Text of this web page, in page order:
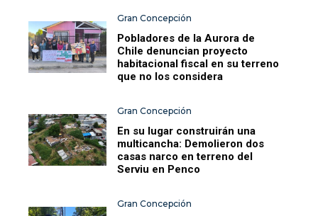
Gran Concepción
Pobladores de la Aurora de
Chile denuncian proyecto
habitacional fiscal en su terreno
que no los considera
Gran Concepción
En su lugar construirán una
multicancha: Demolieron dos
casas narco en terreno del
Serviu en Penco
Gran Concepción